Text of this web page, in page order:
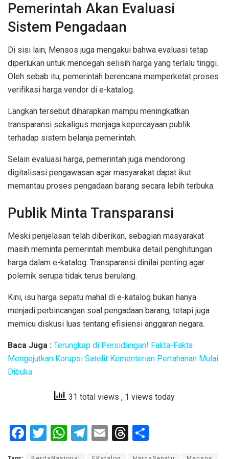
Pemerintah Akan Evaluasi
Sistem Pengadaan
Di sisi lain, Mensos juga mengakui bahwa evaluasi tetap
diperlukan untuk mencegah selisih harga yang terlalu tinggi.
Oleh sebab itu, pemerintah berencana memperketat proses
verifikasi harga vendor di e-katalog.
Langkah tersebut diharapkan mampu meningkatkan
transparansi sekaligus menjaga kepercayaan publik
terhadap sistem belanja pemerintah.
Selain evaluasi harga, pemerintah juga mendorong
digitalisasi pengawasan agar masyarakat dapat ikut
memantau proses pengadaan barang secara lebih terbuka.
Publik Minta Transparansi
Meski penjelasan telah diberikan, sebagian masyarakat
masih meminta pemerintah membuka detail penghitungan
harga dalam e-katalog. Transparansi dinilai penting agar
polemik serupa tidak terus berulang.
Kini, isu harga sepatu mahal di e-katalog bukan hanya
menjadi perbincangan soal pengadaan barang, tetapi juga
memicu diskusi luas tentang efisiensi anggaran negara.
Baca Juga : Terungkap di Persidangan! Fakta-Fakta
Mengejutkan Korupsi Satelit Kementerian Pertahanan Mulai
Dibuka
31 total views , 1 views today
F
T
W T
E
T